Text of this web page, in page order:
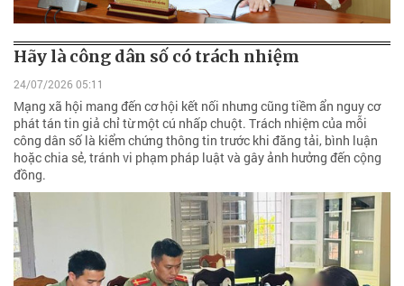
Hãy là công dân số có trách nhiệm
24/07/2026 05:11
Mạng xã hội mang đến cơ hội kết nối nhưng cũng tiềm ẩn nguy cơ
phát tán tin giả chỉ từ một cú nhấp chuột. Trách nhiệm của mỗi
công dân số là kiểm chứng thông tin trước khi đăng tải, bình luận
hoặc chia sẻ, tránh vi phạm pháp luật và gây ảnh hưởng đến cộng
đồng.